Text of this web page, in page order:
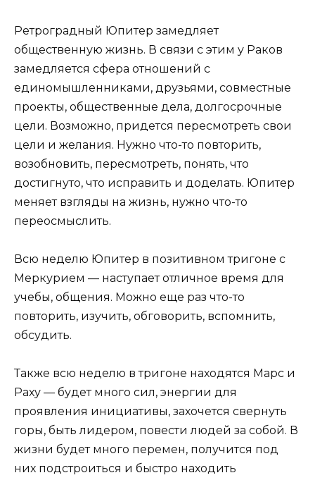
Ретроградный Юпитер замедляет
общественную жизнь. В связи с этим у Раков
замедляется сфера отношений с
единомышленниками, друзьями, совместные
проекты, общественные дела, долгосрочные
цели. Возможно, придется пересмотреть свои
цели и желания. Нужно что-то повторить,
возобновить, пересмотреть, понять, что
достигнуто, что исправить и доделать. Юпитер
меняет взгляды на жизнь, нужно что-то
переосмыслить.
Всю неделю Юпитер в позитивном тригоне с
Меркурием — наступает отличное время для
учебы, общения. Можно еще раз что-то
повторить, изучить, обговорить, вспомнить,
обсудить.
Также всю неделю в тригоне находятся Марс и
Раху — будет много сил, энергии для
проявления инициативы, захочется свернуть
горы, быть лидером, повести людей за собой. В
жизни будет много перемен, получится под
них подстроиться и быстро находить